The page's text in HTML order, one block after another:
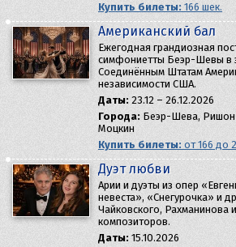
Купить билеты: 166 шек.
Американский бал
Ежегодная грандиозная
симфониетты Беэр-Шевы в
Соединённым Штатам
независимости США.
Даты: 23.12 – 26.12.2026
Города: Беэр-Шева,
Моцкин
Купить билеты: от 166 до
Дуэт любви
Арии и дуэты из опер
невеста», «Снегурочка» и
Чайковского, Рахманинова
композиторов.
Даты: 15.10.2026